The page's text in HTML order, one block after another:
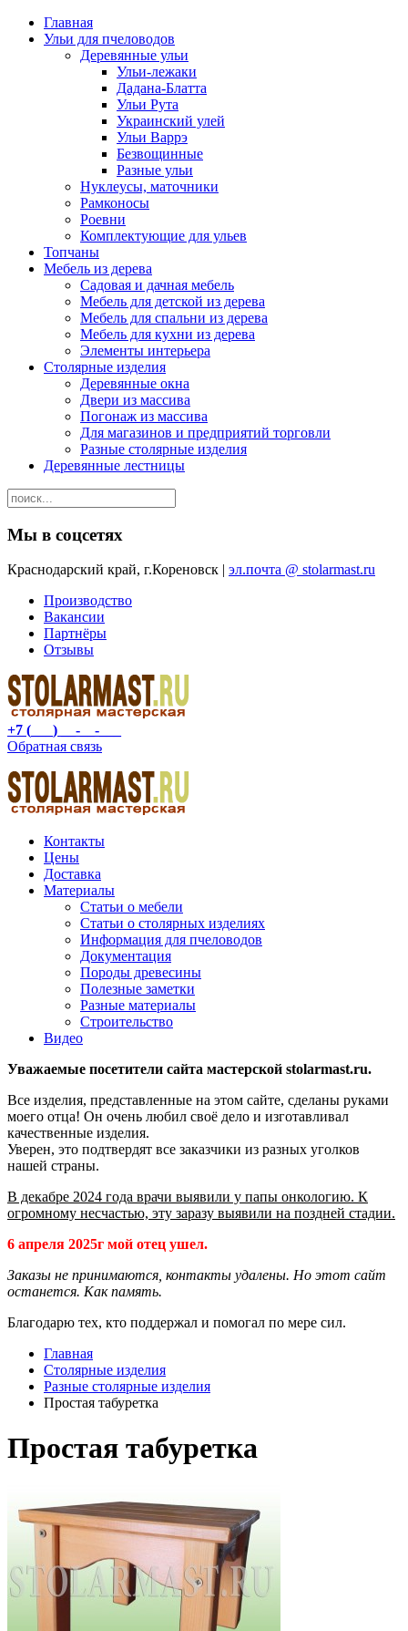
Главная
Ульи для пчеловодов
Деревянные ульи
Ульи-лежаки
Дадана-Блатта
Ульи Рута
Украинский улей
Ульи Варрэ
Безвощинные
Разные ульи
Нуклеусы, маточники
Рамконосы
Роевни
Комплектующие для ульев
Топчаны
Мебель из дерева
Садовая и дачная мебель
Мебель для детской из дерева
Мебель для спальни из дерева
Мебель для кухни из дерева
Элементы интерьера
Столярные изделия
Деревянные окна
Двери из массива
Погонаж из массива
Для магазинов и предприятий торговли
Разные столярные изделия
Деревянные лестницы
Мы в соцсетях
Краснодарский край, г.Кореновск | эл.почта @ stolarmast.ru
Производство
Вакансии
Партнёры
Отзывы
+7 (___) __-__-___
Обратная связь
Контакты
Цены
Доставка
Материалы
Статьи о мебели
Статьи о столярных изделиях
Информация для пчеловодов
Документация
Породы древесины
Полезные заметки
Разные материалы
Строительство
Видео
Уважаемые посетители сайта мастерской stolarmast.ru.
Все изделия, представленные на этом сайте, сделаны руками
моего отца! Он очень любил своё дело и изготавливал
качественные изделия.
Уверен, это подтвердят все заказчики из разных уголков
нашей страны.
В декабре 2024 года врачи выявили у папы онкологию. К
огромному несчастью, эту заразу выявили на поздней стадии.
6 апреля 2025г мой отец ушел.
Заказы не принимаются, контакты удалены. Но этот сайт
останется. Как память.
Благодарю тех, кто поддержал и помогал по мере сил.
Главная
Столярные изделия
Разные столярные изделия
Простая табуретка
Простая табуретка